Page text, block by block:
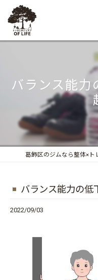
バランス能力
バランス能力の低
2022/09/03